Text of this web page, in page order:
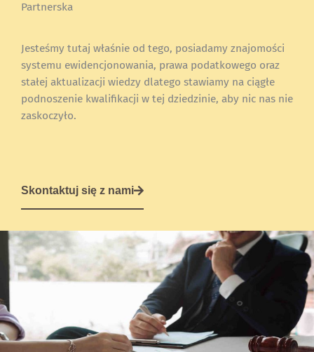
Partnerska
Jesteśmy tutaj właśnie od tego, posiadamy znajomości
systemu ewidencjonowania, prawa podatkowego oraz
stałej aktualizacji wiedzy dlatego stawiamy na ciągłe
podnoszenie kwalifikacji w tej dziedzinie, aby nic nas nie
zaskoczyło.
Skontaktuj się z nami